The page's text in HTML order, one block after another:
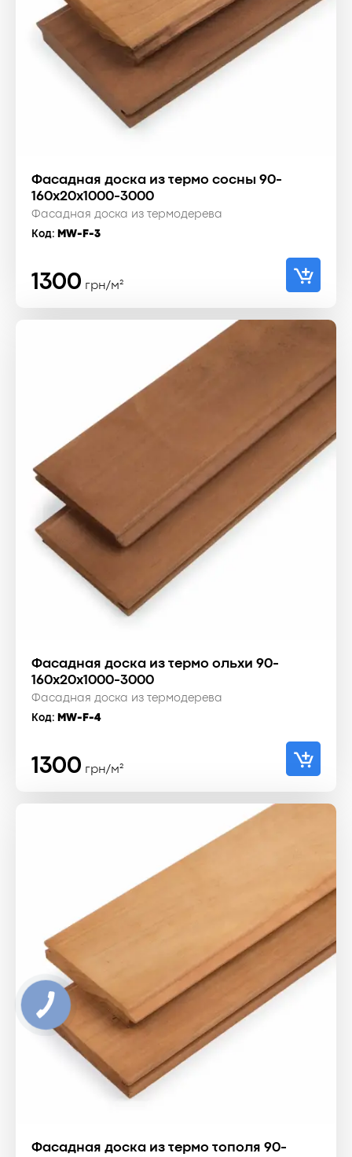
Фасадная доска из термо сосны 90-
160x20x1000-3000
Фасадная доска из термодерева
Код: MW-F-3
1300 грн/м²
Фасадная доска из термо ольхи 90-
160x20x1000-3000
Фасадная доска из термодерева
Код: MW-F-4
1300 грн/м²
Фасадная доска из термо тополя 90-